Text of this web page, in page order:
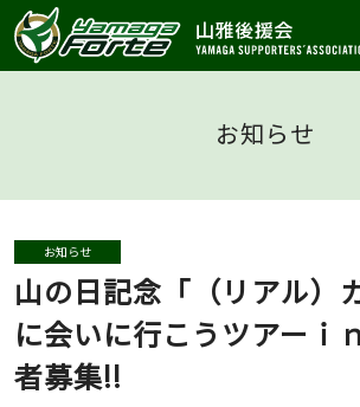
お知らせ
お知らせ
山の日記念「（リアル）
に会いに行こうツアーｉ
者募集!!